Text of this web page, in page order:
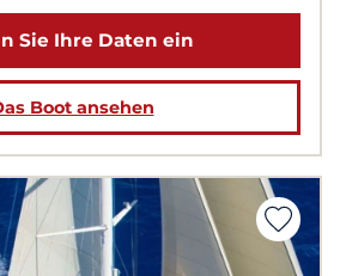
Sie Ihre Daten ein
Boot ansehen